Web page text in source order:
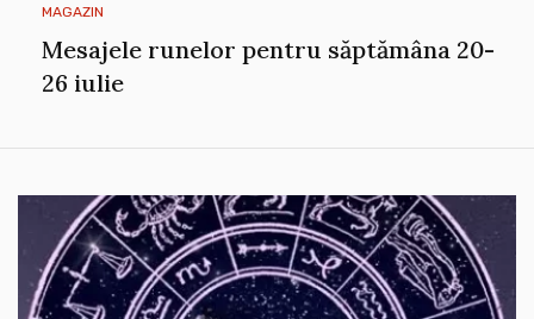
MAGAZIN
Mesajele runelor pentru săptămâna 20-
26 iulie